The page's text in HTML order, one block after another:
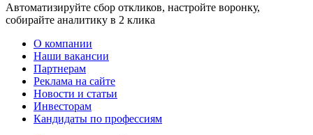
Автоматизируйте сбор откликов, настройте воронку,
собирайте аналитику в 2 клика
О компании
Наши вакансии
Партнерам
Реклама на сайте
Новости и статьи
Инвесторам
Кандидаты по профессиям